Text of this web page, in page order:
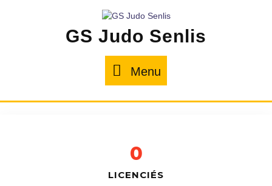
GS Judo Senlis
Menu
0
LICENCIÉS